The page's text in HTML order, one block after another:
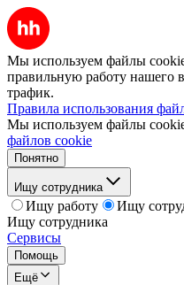
Мы используем файлы
правильную работу нашего
трафик.
Правила использования
Мы используем файлы
файлов cookie
Понятно
Ищу сотрудника
Ищу работу
Ищу
Ищу сотрудника
Сервисы
Помощь
Ещё